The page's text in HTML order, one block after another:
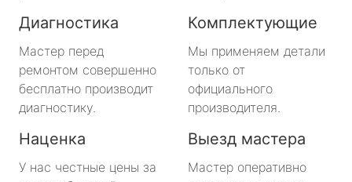
Диагностика
Мастер перед
ремонтом совершенно
бесплатно производит
диагностику.
Комплектующие
Мы применяем детали
только от
официального
производителя.
Наценка
У нас честные цены за
Выезд мастера
Мастер оперативно